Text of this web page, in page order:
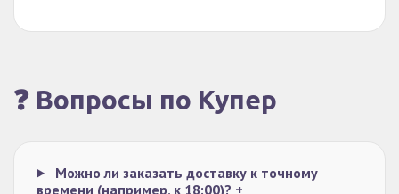
❓ Вопросы по Купер
Можно ли заказать доставку к точному
времени (например, к 18:00)? +